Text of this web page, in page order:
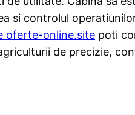
si controlul
oferte-online.site poti
de precizie,